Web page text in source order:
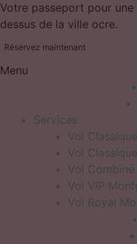
Votre passeport pour
dessus de la ville ocre.
Réservez maintenant
Menu
Services
Vol
Vol
Vol
Vol VIP
Vol Royal